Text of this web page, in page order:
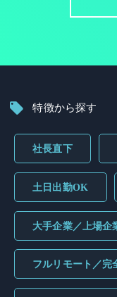
特徴から探す
社長直下
土日出勤OK
大手企業／上場企
フルリモート／完